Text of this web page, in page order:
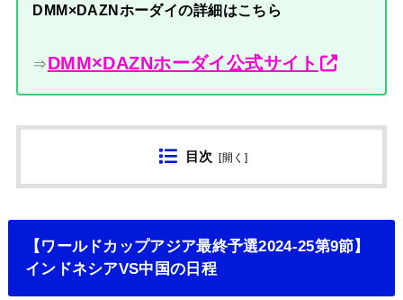
DMM×DAZNホーダイの詳細はこちら
⇒DMM×DAZNホーダイ公式サイト
目次 [開く ]
【ワールドカップアジア最終予選2024-25第9節】
インドネシアVS中国の日程